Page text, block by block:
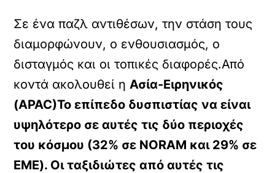
Σε ένα παζλ αντιθέσων, την στάση τους
διαμορφώνουν, ο ενθουσιασμός, ο
δισταγμός και οι τοπικές διαφορές.Από
κοντά ακολουθεί ηΑσία-Ειρηνικός
(APAC)Το επίπεδο δυσπιστίας να είναι
υψηλότερο σε αυτές τις δύο περιοχές
του κόσμου (32% σε NORAM και 29% σε
EME). Οι ταξιδιώτες από αυτές τις